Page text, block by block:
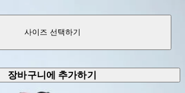
사이즈 선택하기
장바구니에 추가하기